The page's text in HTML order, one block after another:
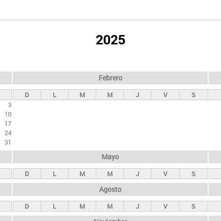
2025
3
10
17
24
31
Febrero
D L M M J V S
Mayo
D L M M J V S
Agosto
D L M M J V S